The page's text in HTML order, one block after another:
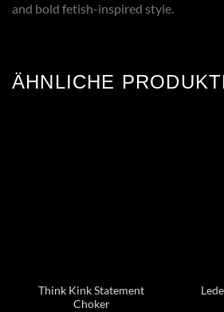
and bold fetish-inspired style.
ÄHNLICHE
Think Kink Statement
Choker